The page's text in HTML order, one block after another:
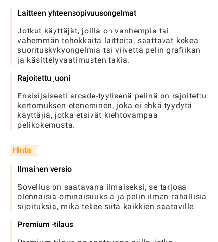
Laitteen yhteensopivuusongelmat
Jotkut käyttäjät, joilla on vanhempia tai
vähemmän tehokkaita laitteita, saattavat kokea
suorituskykyongelmia tai viivettä pelin grafiikan
ja käsittelyvaatimusten takia.
Rajoitettu juoni
Ensisijaisesti arcade-tyylisenä pelinä on rajoitettu
kertomuksen eteneminen, joka ei ehkä tyydytä
käyttäjiä, jotka etsivät kiehtovampaa
pelikokemusta.
Hinta
Ilmainen versio
Sovellus on saatavana ilmaiseksi, se tarjoaa
olennaisia ​​ominaisuuksia ja pelin ilman rahallisia
sijoituksia, mikä tekee siitä kaikkien saataville.
Premium -tilaus